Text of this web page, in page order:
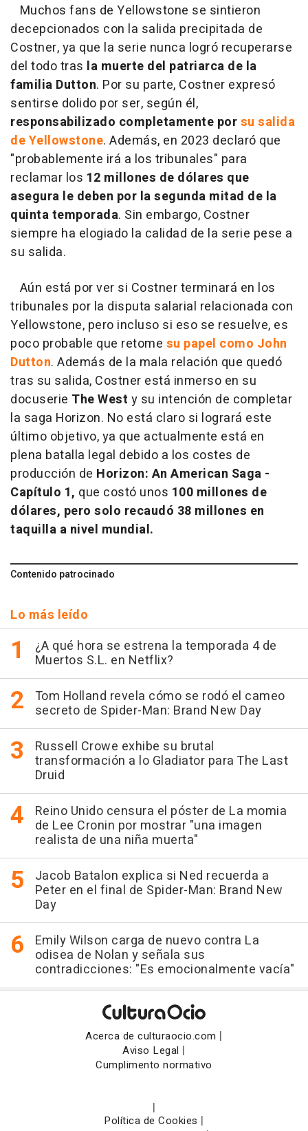
Muchos fans de Yellowstone se sintieron
decepcionados con la salida precipitada de
Costner, ya que la serie nunca logró recuperarse
del todo tras la muerte del patriarca de la
familia Dutton. Por su parte, Costner expresó
sentirse dolido por ser, según él,
responsabilizado completamente porsu salida
de Yellowstone. Además, en 2023 declaró que
"probablemente irá a los tribunales" para
reclamar los 12 millones de dólares que
asegura le deben por la segunda mitad de la
quinta temporada. Sin embargo, Costner
siempre ha elogiado la calidad de la serie pese a
su salida.
Aún está por ver si Costner terminará en los
tribunales por la disputa salarial relacionada con
Yellowstone, pero incluso si eso se resuelve, es
poco probable que retome su papel como John
Dutton. Además de la mala relación que quedó
tras su salida, Costner está inmerso en su
docuserie The West y su intención de completar
la saga Horizon. No está claro si logrará este
último objetivo, ya que actualmente está en
plena batalla legal debido a los costes de
producción de Horizon: An American Saga -
Capítulo 1, que costó unos 100 millones de
dólares, pero solo recaudó 38 millones en
taquilla a nivel mundial.
Contenido patrocinado
Lo más leído
¿A qué hora se estrena la temporada 4 de
Muertos S.L. en Netflix?
Tom Holland revela cómo se rodó el cameo
secreto de Spider-Man: Brand New Day
Russell Crowe exhibe su brutal
transformación a lo Gladiator para The Last
Druid
Reino Unido censura el póster de La momia
de Lee Cronin por mostrar "una imagen
realista de una niña muerta"
Jacob Batalon explica si Ned recuerda a
Peter en el final de Spider-Man: Brand New
Day
Emily Wilson carga de nuevo contra La
odisea de Nolan y señala sus
contradicciones: "Es emocionalmente vacía"
Acerca de culturaocio.com |
Aviso Legal |
Cumplimento normativo
|
Política de Cookies |